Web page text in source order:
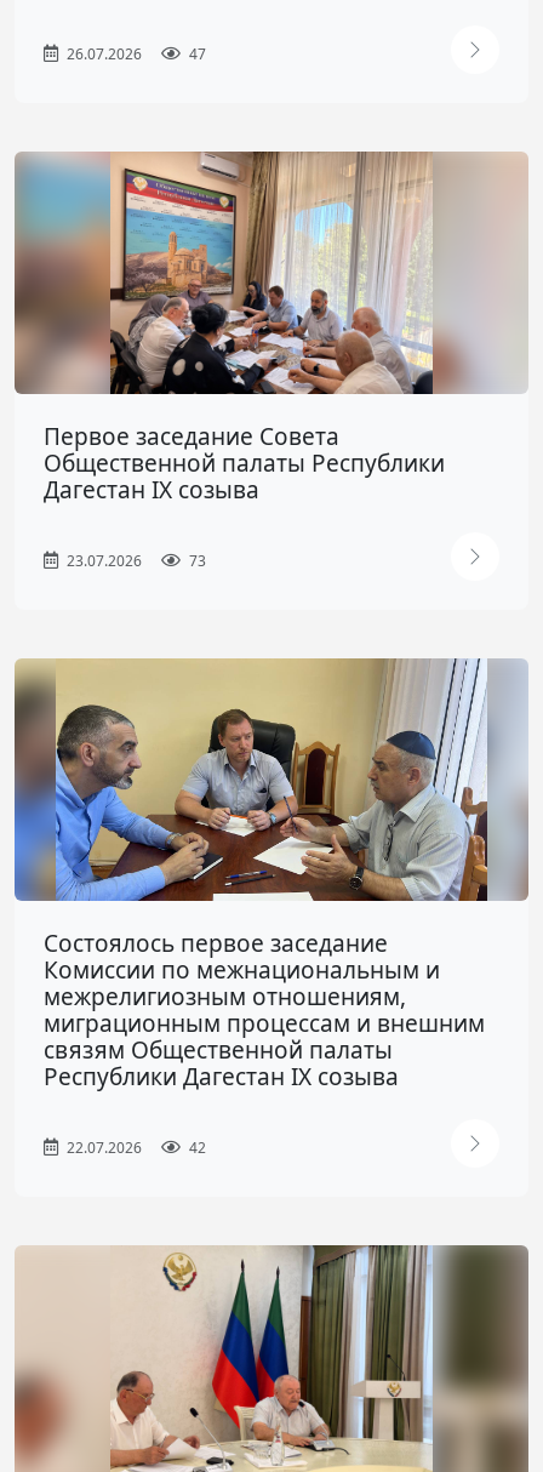
26.07.2026 47
Первое заседание Совета
Общественной палаты Республики
Дагестан IX созыва
23.07.2026 73
Состоялось первое заседание
Комиссии по межнациональным и
межрелигиозным отношениям,
миграционным процессам и внешним
связям Общественной палаты
Республики Дагестан IX созыва
22.07.2026 42